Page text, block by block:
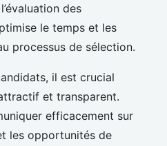
des
le temps et les
processus de sélection.
il est crucial
et transparent.
efficacement sur
les opportunités de